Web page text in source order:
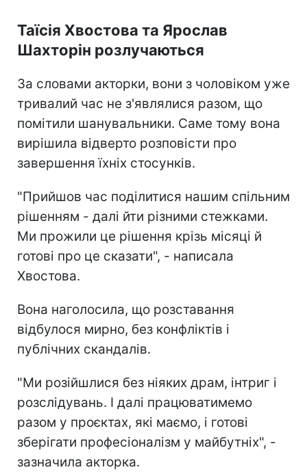
Таїсія Хвостова та Ярослав
Шахторін розлучаються
За словами акторки, вони з чоловіком уже
тривалий час не з'являлися разом, що
помітили шанувальники. Саме тому вона
вирішила відверто розповісти про
завершення їхніх стосунків.
"Прийшов час поділитися нашим спільним
рішенням - далі йти різними стежками.
Ми прожили це рішення крізь місяці й
готові про це сказати", - написала
Хвостова.
Вона наголосила, що розставання
відбулося мирно, без конфліктів і
публічних скандалів.
"Ми розійшлися без ніяких драм, інтриг і
розслідувань. І далі працюватимемо
разом у проєктах, які маємо, і готові
зберігати професіоналізм у майбутніх", -
зазначила акторка.